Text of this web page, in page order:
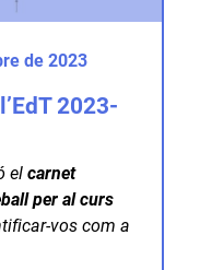
de 2023
2023-
elcarnet
per al curs
vos com a